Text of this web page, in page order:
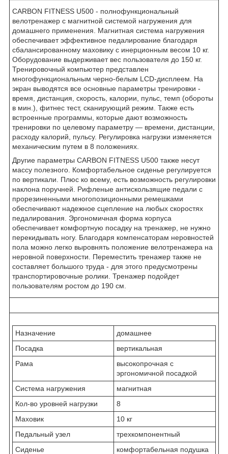
CARBON FITNESS U500 - полнофункциональный
велотренажер с магнитной системой нагружения для
домашнего применения. Магнитная система нагружения
обеспечивает эффективное педалирование благодаря
сбалансированному маховику c инерционным весом 10 кг.
Оборудование выдерживает вес пользователя до 150 кг.
Тренировочный компьютер представлен
многофункциональным черно-белым LCD-дисплеем. На
экран выводятся все основные параметры тренировки -
время, дистанция, скорость, калории, пульс, темп (обороты
в мин.), фитнес тест, сканирующий режим. Также есть
встроенные программы, которые дают возможность
тренировки по целевому параметру — времени, дистанции,
расходу калорий, пульсу. Регулировка нагрузки изменяется
механическим путем в 8 положениях.
Другие параметры CARBON FITNESS U500 также несут
массу полезного. Комфортабельное сиденье регулируется
по вертикали. Плюс ко всему, есть возможность регулировки
наклона поручней. Рифленые антискользящие педали с
прорезиненными многопозиционными ремешками
обеспечивают надежное сцепление на любых скоростях
педалирования. Эргономичная форма корпуса
обеспечивает комфортную посадку на тренажер, не нужно
перекидывать ногу. Благодаря компенсаторам неровностей
пола можно легко выровнять положение велотренажера на
неровной поверхности. Переместить тренажер также не
составляет большого труда - для этого предусмотрены
транспортировочные ролики. Тренажер подойдет
пользователям ростом до 190 см.
Назначение
домашнее
Посадка
вертикальная
Рама
высокопрочная с
эргономичной посадкой
Система нагружения
магнитная
Кол-во уровней нагрузки
8
Маховик
10 кг
Педальный узел
трехкомпонентный
Сиденье
комфортабельная подушка